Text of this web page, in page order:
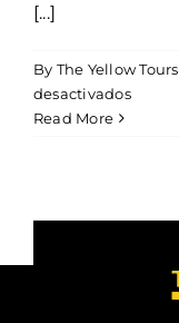
[...]
By The Yellow Tours
desactivadosen
Read More